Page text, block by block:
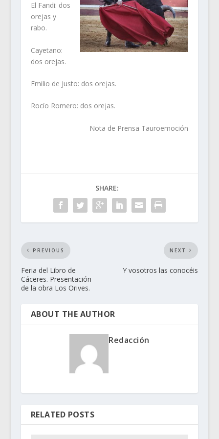
El Fandi: dos
orejas y
rabo.
Cayetano:
dos orejas.
Emilio de Justo: dos orejas.
Rocío Romero: dos orejas.
Nota de Prensa Tauroemoción
SHARE:
PREVIOUS
Feria del Libro de
Cáceres. Presentación
de la obra Los Orives.
NEXT
Y vosotros las conocéis
ABOUT THE AUTHOR
Redacción
RELATED POSTS